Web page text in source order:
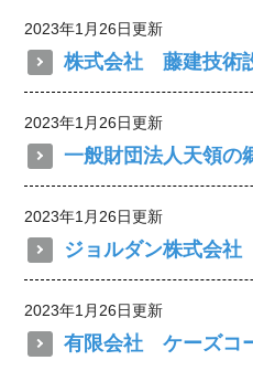
2023年1月26日更新
株式会社 藤建技術
2023年1月26日更新
一般財団法人天領の
2023年1月26日更新
ジョルダン株式会社
2023年1月26日更新
有限会社 ケーズコ